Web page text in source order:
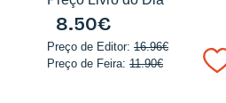
8.50€
Preço de Editor: 16.96€
Preço de Feira: 11.90€